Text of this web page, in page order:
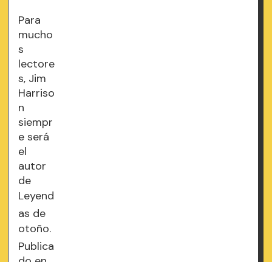
Para
mucho
s
lectore
s, Jim
Harriso
n
siempr
e será
el
autor
de
Leyend
as de
otoño.
Publica